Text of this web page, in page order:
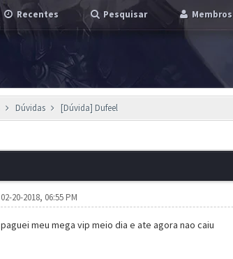
Recentes Pesquisar Membros
Dúvidas [Dúvida] Dufeel
02-20-2018, 06:55 PM
paguei meu mega vip meio dia e ate agora nao caiu